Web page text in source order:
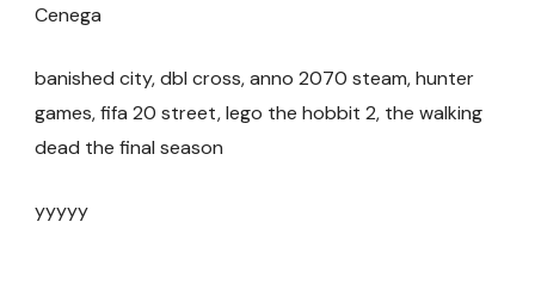
Cenega
banished city, dbl cross, anno 2070 steam, hunter
games, fifa 20 street, lego the hobbit 2, the walking
dead the final season
yyyyy